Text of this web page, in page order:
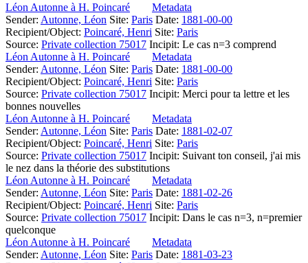
Léon Autonne à H. Poincaré
Metadata
Sender: Autonne, Léon Site: Paris Date: 1881-00-00
Recipient/Object: Poincaré, Henri Site: Paris
Source: Private collection 75017 Incipit: Le cas n=3 comprend
Léon Autonne à H. Poincaré
Metadata
Sender: Autonne, Léon Site: Paris Date: 1881-00-00
Recipient/Object: Poincaré, Henri Site: Paris
Source: Private collection 75017 Incipit: Merci pour ta lettre et les
bonnes nouvelles
Léon Autonne à H. Poincaré
Metadata
Sender: Autonne, Léon Site: Paris Date: 1881-02-07
Recipient/Object: Poincaré, Henri Site: Paris
Source: Private collection 75017 Incipit: Suivant ton conseil, j'ai mis
le nez dans la théorie des substitutions
Léon Autonne à H. Poincaré
Metadata
Sender: Autonne, Léon Site: Paris Date: 1881-02-26
Recipient/Object: Poincaré, Henri Site: Paris
Source: Private collection 75017 Incipit: Dans le cas n=3, n=premier
quelconque
Léon Autonne à H. Poincaré
Metadata
Sender: Autonne, Léon Site: Paris Date: 1881-03-23